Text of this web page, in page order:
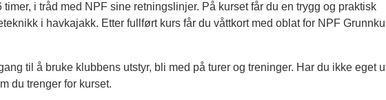
i tråd med NPF sine retningslinjer. På kurset får du en trygg og praktisk
i havkajakk. Etter fullført kurs får du våttkort med oblat for NPF
til å bruke klubbens utstyr, bli med på turer og treninger. Har du ikke eget
du trenger for kurset.